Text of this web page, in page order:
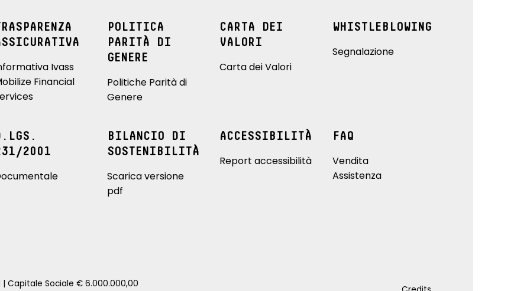
Ivass
Financial
POLITICA
PARITÀ DI
GENERE
Politiche Parità di
Genere
CARTA DEI
VALORI
Carta dei Valori
WHISTLEBLOWING
Segnalazione
2001
BILANCIO DI
SOSTENIBILITÀ
Scarica versione
pdf
ACCESSIBILITÀ
Report accessibilità
FAQ
Vendita
Assistenza
| Capitale Sociale € 6.000.000,00